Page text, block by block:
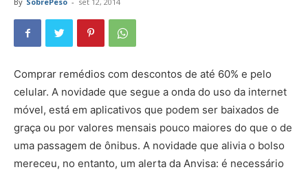
Comprar remédios com descontos de até 60% e pelo
celular. A novidade que segue a onda do uso da internet
móvel, está em aplicativos que podem ser baixados de
graça ou por valores mensais pouco maiores do que o de
uma passagem de ônibus. A novidade que alivia o bolso
mereceu, no entanto, um alerta da Anvisa: é necessário